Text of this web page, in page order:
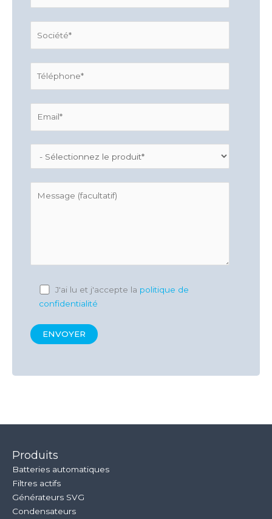
J'ai lu et j'accepte la politique de
confidentialité
Produits
Batteries automatiques
Filtres actifs
Générateurs SVG
Condensateurs